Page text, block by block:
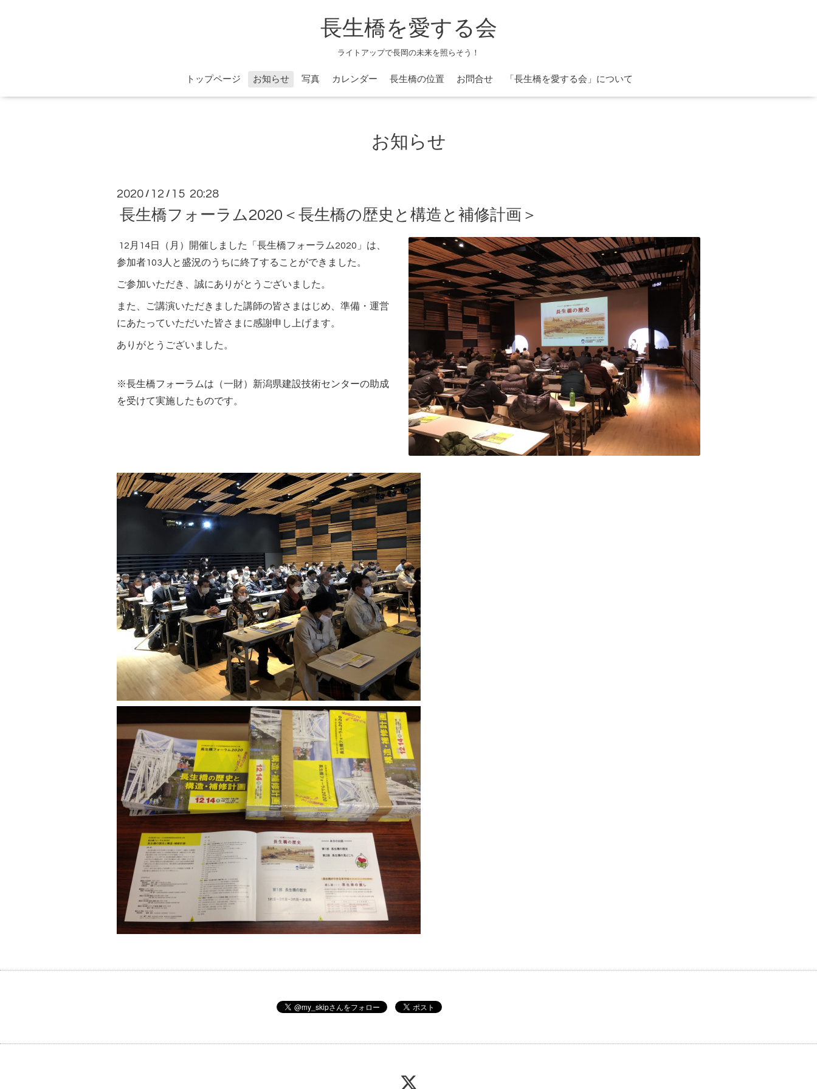
長生橋を愛する会
ライトアップで長岡の未来を照らそう！
トップページ お知らせ 写真 カレンダー 長生橋の位置 お問合せ 「長生橋を愛する会」について
お知らせ
2020 / 12 / 15 20:28
長生橋フォーラム2020＜長生橋の歴史と構造と補修計画＞
12月14日（月）開催しました「長生橋フォーラム2020」は、
参加者103人と盛況のうちに終了することができました。
ご参加いただき、誠にありがとうございました。
また、ご講演いただきました講師の皆さまはじめ、準備・運営
にあたっていただいた皆さまに感謝申し上げます。
ありがとうございました。
※長生橋フォーラムは（一財）新潟県建設技術センターの助成
を受けて実施したものです。